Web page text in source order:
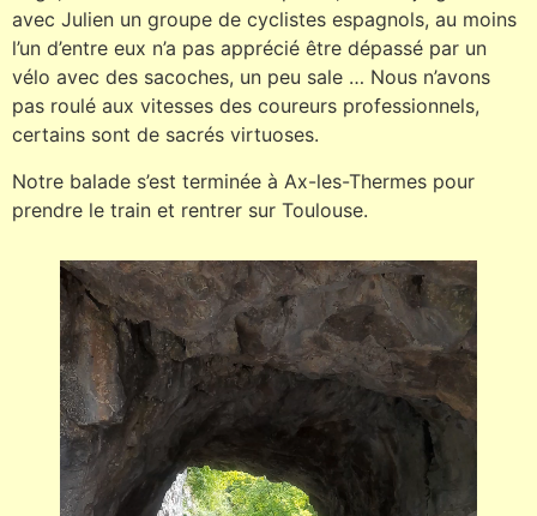
avec Julien un groupe de cyclistes espagnols, au moins
l’un d’entre eux n’a pas apprécié être dépassé par un
vélo avec des sacoches, un peu sale … Nous n’avons
pas roulé aux vitesses des coureurs professionnels,
certains sont de sacrés virtuoses.
Notre balade s’est terminée à Ax-les-Thermes pour
prendre le train et rentrer sur Toulouse.